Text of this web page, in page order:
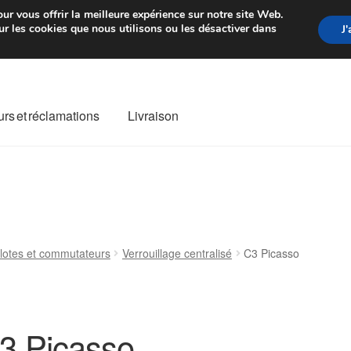
de 7 EUR Du lundi au
et réclamations Livraison
et commutateurs Verrouillage centralisé C3 Picasso
vous offrir la meilleure expérience sur notre site Web.
les cookies que nous utilisons ou les désactiver dans